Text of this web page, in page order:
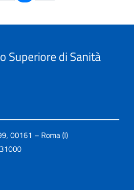
Superiore di Sanità
00161 – Roma (I)